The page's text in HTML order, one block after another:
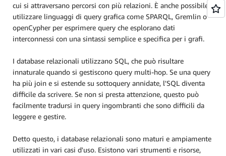
cui si attraversano percorsi con più relazioni. È anche possibile
utilizzare linguaggi di query grafica come SPARQL, Gremlin o
openCypher per esprimere query che esplorano dati
interconnessi con una sintassi semplice e specifica per i grafi.
I database relazionali utilizzano SQL, che può risultare
innaturale quando si gestiscono query multi-hop. Se una query
ha più join e si estende su sottoquery annidate, l'SQL diventa
difficile da scrivere. Se non si presta attenzione, questo può
facilmente tradursi in query ingombranti che sono difficili da
leggere e gestire.
Detto questo, i database relazionali sono maturi e ampiamente
utilizzati in vari casi d'uso. Esistono vari strumenti e risorse,